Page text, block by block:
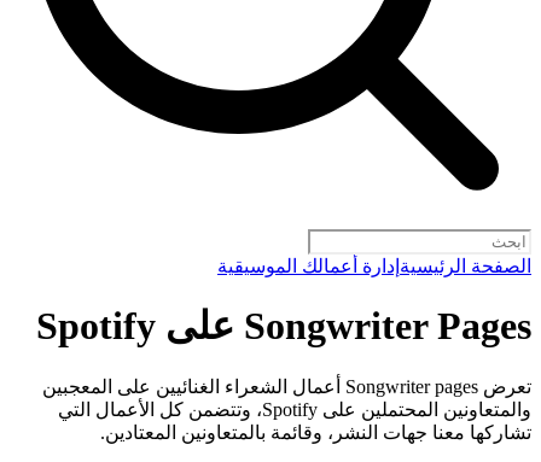
الصفحة الرئيسية إدارة أعمالك الموسيقية
Songwriter Pages على Spotify
تعرض Songwriter pages أعمال الشعراء الغنائيين على المعجبين
والمتعاونين المحتملين على Spotify، وتتضمن كل الأعمال التي
تشاركها معنا جهات النشر، وقائمة بالمتعاونين المعتادين.